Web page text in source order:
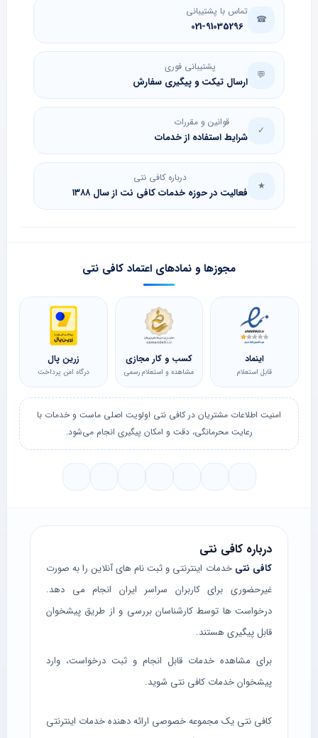
☎
تماس با پشتیبانی
021-91035296
💬
پشتیبانی فوری
ارسال تیکت و پیگیری سفارش
✓
قوانین و مقررات
شرایط استفاده از خدمات
★
درباره کافی نتی
فعالیت در حوزه خدمات کافی نت از سال ۱۳۸۸
مجوزها و نمادهای اعتماد کافی نتی
اینماد
قابل استعلام
کسب و کار مجازی
مشاهده و استعلام رسمی
زرین پال
درگاه امن پرداخت
امنیت اطلاعات مشتریان در کافی نتی اولویت اصلی ماست و خدمات با
رعایت محرمانگی، دقت و امکان پیگیری انجام می‌شود.
درباره کافی نتی
کافی نتی خدمات اینترنتی و ثبت نام های آنلاین را به صورت
غیرحضوری برای کاربران سراسر ایران انجام می دهد.
درخواست ها توسط کارشناسان بررسی و از طریق پیشخوان
قابل پیگیری هستند.
برای مشاهده خدمات قابل انجام و ثبت درخواست، وارد
پیشخوان خدمات کافی نتی شوید.
کافی نتی یک مجموعه خصوصی ارائه دهنده خدمات اینترنتی